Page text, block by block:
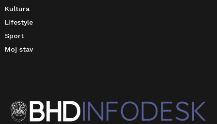
Kultura
Lifestyle
Sport
Moj stav